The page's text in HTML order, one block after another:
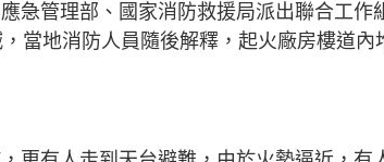
i
急管理部、國家消防救援局派出聯合工作
當地消防人員隨後解釋，起火廠房樓道內